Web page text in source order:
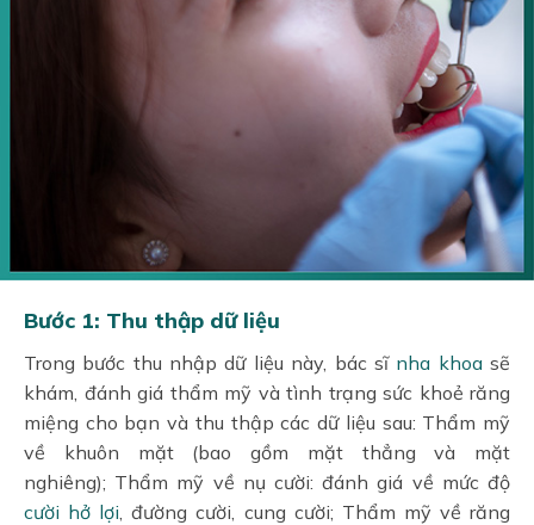
Bước 1: Thu thập dữ liệu
Trong bước thu nhập dữ liệu này, bác sĩ nha khoasẽ
khám, đánh giá thẩm mỹ và tình trạng sức khoẻ răng
miệng cho bạn và thu thập các dữ liệu sau: Thẩm mỹ
về khuôn mặt (bao gồm mặt thẳng và mặt
nghiêng); Thẩm mỹ về nụ cười: đánh giá về mức độ
cười hở lợi , đường cười, cung cười; Thẩm mỹ về răng